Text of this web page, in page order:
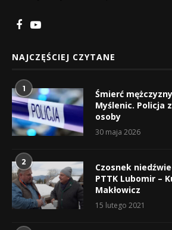
NAJCZĘŚCIEJ CZYTANE
1
Śmierć
Myślenic. Policja
osoby
30 maja 2026
2
Czosnek
PTTK Lubomir –
Makłowicz
15 lutego 2021